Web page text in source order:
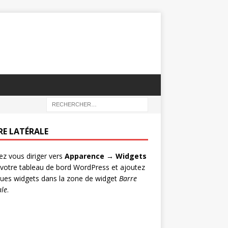
LATÉRALE
vous diriger vers Apparence → Widgets
tableau de bord WordPress et ajoutez
widgets dans la zone de widget Barre
.